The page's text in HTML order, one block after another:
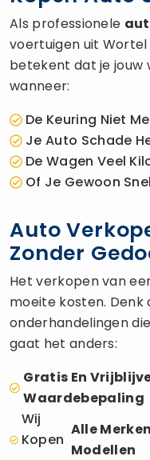
Als professionele
voertuigen uit
betekent dat je jouw
wanneer:
De Keuring Niet
Je Auto Schade
De Wagen Veel
Of Je Gewoon
Auto
Zonder
Het verkopen van
moeite kosten. Denk
onderhandelingen
gaat het anders:
Gratis En
Waardebepaling
Wij
Kopen
Alle
Modellen